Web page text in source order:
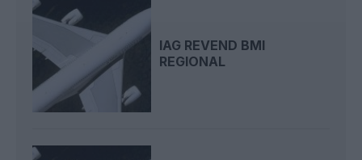
IAG REVEND BMI
REGIONAL